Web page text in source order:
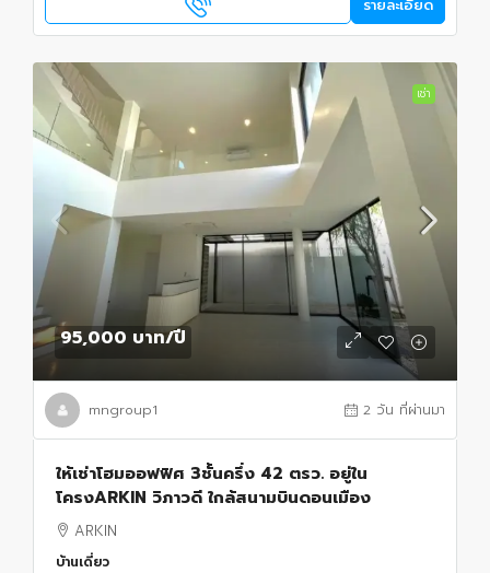
รายละเอียด
เช่า
95,000 บาท/ปี
mngroup1 2 วัน ที่ผ่านมา
ให้เช่าโฮมออฟฟิศ 3ชั้นครึ่ง 42 ตรว. อยู่ใน
โครงARKIN วิภาวดี ใกล้สนามบินดอนเมือง
ARKIN
บ้านเดี่ยว